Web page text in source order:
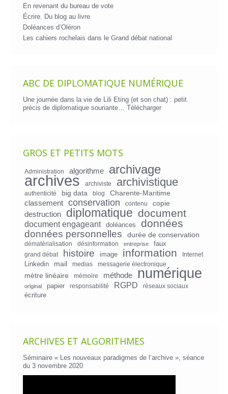
En revenant du bureau de vote
Écrire. Du blog au livre
Doléances d’Oléron
Les cahiers rochelais dans le Grand débat national
ABC DE DIPLOMATIQUE NUMÉRIQUE
Une journée dans la vie de Lili Eting (et son chat) : petit
précis de diplomatique souriante… Télécharger
GROS ET PETITS MOTS
Administration algorithme archivage
archives archiviste archivistique
authenticité big data blog
Charente-Maritime
classement
conservation contenu
copie
destruction
diplomatique document
document engageant doléances données
données personnelles durée de conservation
dématérialisation désinformation entreprise faux
grand débat histoire image information Internet
Linkedin mail medias messagerie électronique
mètre linéaire mémoire méthode numérique
original papier responsabilité RGPD réseaux sociaux
écriture
ARCHIVES ET ALGORITHMES
Séminaire « Les nouveaux paradigmes de l’archive », séance
du 3 novembre 2020